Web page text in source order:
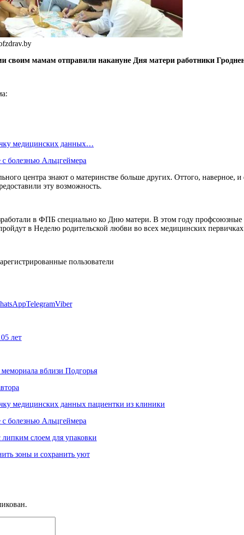
своим мамам отправили накануне Дня матери работники
медицинских данных…
болезнью Альцгеймера
центра знают о материнстве больше других. Оттого, наверное,
эту возможность.
в ФПБ специально ко Дню матери. В этом году
в Неделю родительской любви во всех медицинских
пользователи
TelegramViber
лет
вблизи Подгорья
медицинских данных пациентки из клиники
болезнью Альцгеймера
слоем для упаковки
зоны и сохранить уют